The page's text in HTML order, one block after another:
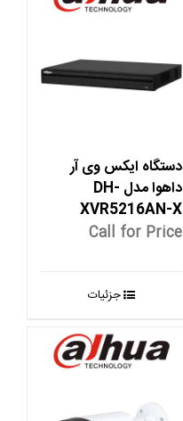
دستگاه ایکس وی آر
داهوا مدل DH-
XVR5216AN-X
Call for Price
جزئیات